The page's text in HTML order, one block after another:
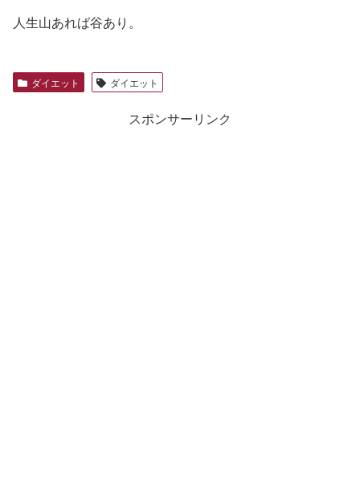
人生山あれば谷あり。
ダイエット ダイエット
スポンサーリンク